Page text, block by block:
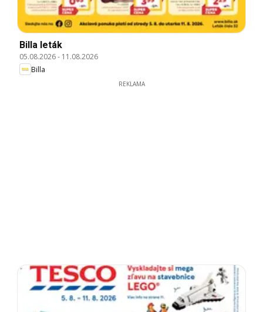
Billa leták
05.08.2026- 11.08.2026
Billa
REKLAMA